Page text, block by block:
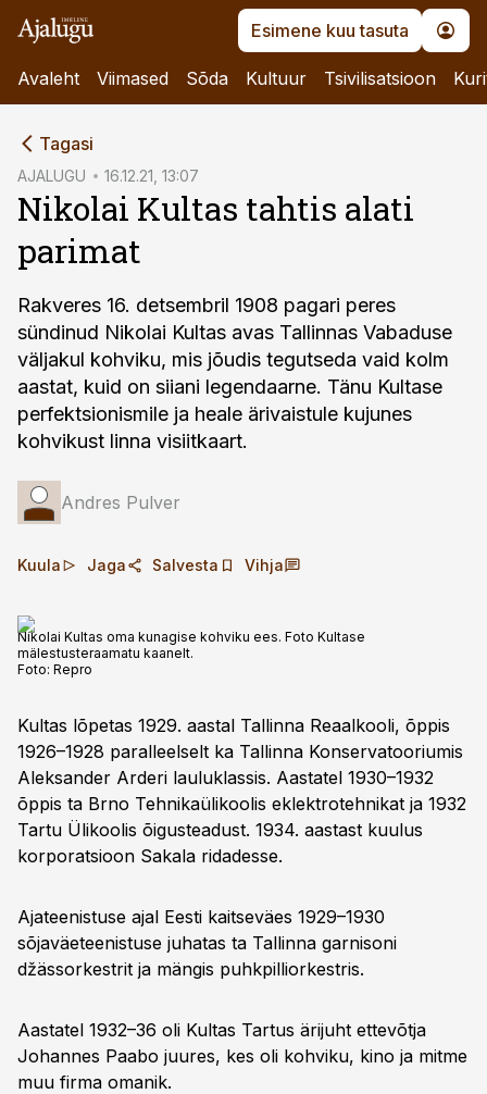
Esimene kuu tasuta
Avaleht Viimased Sõda Kultuur Tsivilisatsioon
Tagasi
AJALUGU 16.12.21, 13:07
Nikolai Kultas tahtis alati
parimat
Rakveres 16. detsembril 1908 pagari peres
sündinud Nikolai Kultas avas Tallinnas Vabaduse
väljakul kohviku, mis jõudis tegutseda vaid kolm
aastat, kuid on siiani legendaarne. Tänu Kultase
perfektsionismile ja heale ärivaistule kujunes
kohvikust linna visiitkaart.
Andres Pulver
Kuula Jaga Salvesta Vihja
Nikolai Kultas oma kunagise kohviku ees. Foto Kultase
mälestusteraamatu kaanelt.
Foto: Repro
Kultas lõpetas 1929. aastal Tallinna Reaalkooli, õppis
1926–1928 paralleelselt ka Tallinna Konservatooriumis
Aleksander Arderi lauluklassis. Aastatel 1930–1932
õppis ta Brno Tehnikaülikoolis eklektrotehnikat ja 1932
Tartu Ülikoolis õigusteadust. 1934. aastast kuulus
korporatsioon Sakala ridadesse.
Ajateenistuse ajal Eesti kaitseväes 1929–1930
sõjaväeteenistuse juhatas ta Tallinna garnisoni
džässorkestrit ja mängis puhkpilliorkestris.
Aastatel 1932–36 oli Kultas Tartus ärijuht ettevõtja
Johannes Paabo juures, kes oli kohviku, kino ja mitme
muu firma omanik.